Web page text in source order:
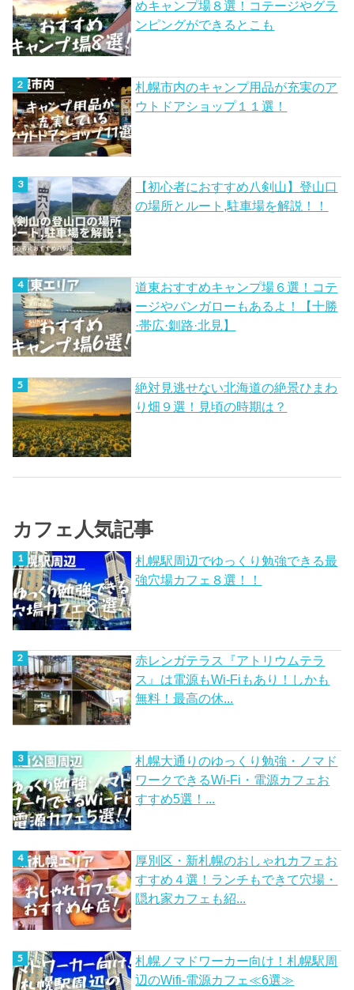
めキャンプ場８選！コテージやグラ
ンピングができるとこも
札幌市内のキャンプ用品が充実のア
ウトドアショップ１１選！
【初心者におすすめ八剣山】登山口
の場所とルート,駐車場を解説！！
道東おすすめキャンプ場６選！コテ
ージやバンガローもあるよ！【十勝
·帯広·釧路·北見】
絶対見逃せない北海道の絶景ひまわ
り畑９選！見頃の時期は？
カフェ人気記事
札幌駅周辺でゆっくり勉強できる最
強穴場カフェ８選！！
赤レンガテラス『アトリウムテラ
ス』は電源もWi-Fiもあり！しかも
無料！最高の休...
札幌大通りのゆっくり勉強・ノマド
ワークできるWi-Fi・電源カフェお
すすめ5選！...
厚別区・新札幌のおしゃれカフェお
すすめ４選！ランチもできて穴場・
隠れ家カフェも紹...
札幌ノマドワーカー向け！札幌駅周
辺のWifi-電源カフェ≪6選≫